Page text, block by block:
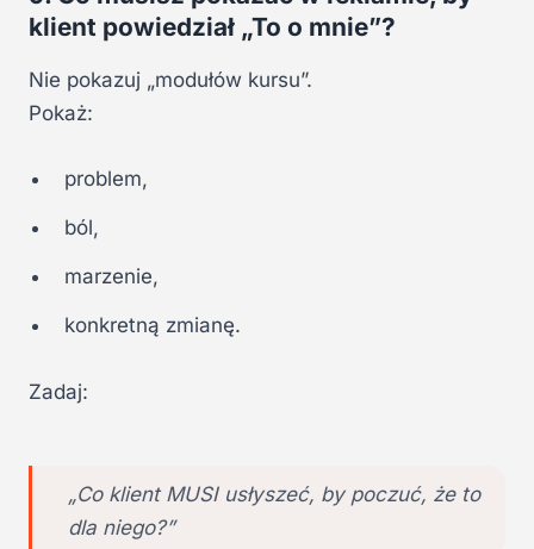
klient powiedział „To o mnie”?
Nie pokazuj „modułów kursu”.
Pokaż:
problem,
ból,
marzenie,
konkretną zmianę.
Zadaj:
„Co klient MUSI usłyszeć, by poczuć, że to
dla niego?”